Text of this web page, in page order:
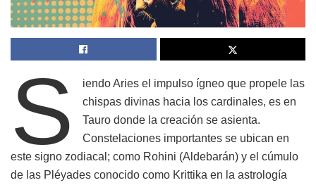
S
iendo Aries el impulso ígneo que propele las
chispas divinas hacia los cardinales, es en
Tauro donde la creación se asienta.
Constelaciones importantes se ubican en
este signo zodiacal; como Rohini (Aldebarán) y el cúmulo
de las Pléyades conocido como Krittika en la astrología